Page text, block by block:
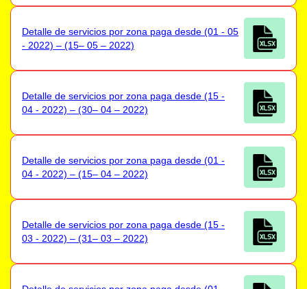
Detalle de servicios por zona paga desde (01 - 05
- 2022) – (15– 05 – 2022)
Detalle de servicios por zona paga desde (15 -
04 - 2022) – (30– 04 – 2022)
Detalle de servicios por zona paga desde (01 -
04 - 2022) – (15– 04 – 2022)
Detalle de servicios por zona paga desde (15 -
03 - 2022) – (31– 03 – 2022)